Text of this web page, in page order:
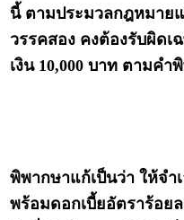
นี้ ตามประมวลกฎหมาย
วรรคสอง คงต้องรับผิด
เงิน 10,000 บาท ตามค
พิพากษาแก้เป็นว่า ให้จำ
พร้อมดอกเบี้ยอัตราร้อย